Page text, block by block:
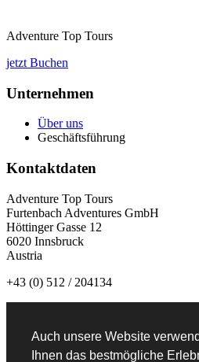
Auch unsere Website
Ihnen das bestmögliche
Adventure Top Tours
jetzt Buchen
Unternehmen
Über uns
Geschäftsführung
Kontaktdaten
Adventure Top Tours
Furtenbach Adventures GmbH
Höttinger Gasse 12
6020 Innsbruck
Austria
+43 (0) 512 / 204134
Newsletteranmeldung: